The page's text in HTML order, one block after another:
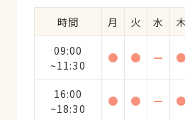
時間 月 火 水 木
09:00
~11:30
● ● ー ●
16:00
~18:30
● ● ー ●